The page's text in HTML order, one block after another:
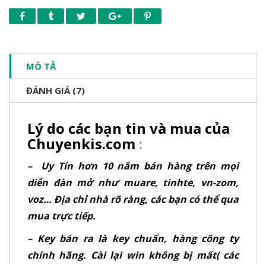
MÔ TẢ
ĐÁNH GIÁ (7)
Lý do các bạn tin và mua của
Chuyenkis.com :
– Uy Tín hơn 10 năm bán hàng trên mọi
diễn đàn mở như muare, tinhte, vn-zom,
voz… Địa chỉ nhà rõ ràng, các bạn có thể qua
mua trực tiếp.
– Key bán ra là key chuẩn, hàng công ty
chính hãng. Cài lại win không bị mất( các